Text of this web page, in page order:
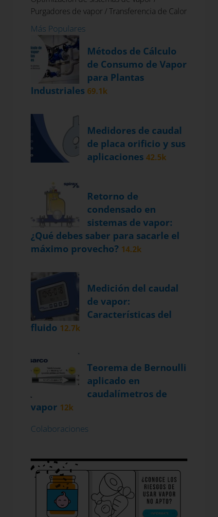
Purgadores de vapor/Transferencia de Calor
Más Populares
Métodos de Cálculo
de Consumo de Vapor
para Plantas
Industriales 69.1k
Medidores de caudal
de placa orificio y sus
aplicaciones 42.5k
Retorno de
condensado en
sistemas de vapor:
¿Qué debes saber para sacarle el
máximo provecho? 14.2k
Medición del caudal
de vapor:
Características del
fluido 12.7k
Teorema de Bernoulli
aplicado en
caudalímetros de
vapor 12k
Colaboraciones